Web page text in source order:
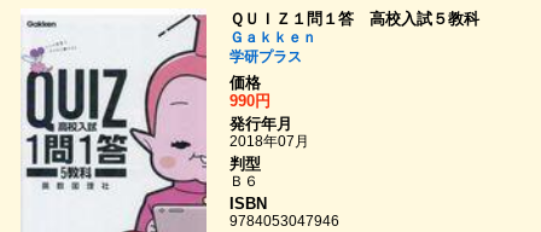
ＱＵＩＺ１問１答 高校入試５教科
Ｇａｋｋｅｎ
学研プラス
価格
990円
発行年月
2018年07月
判型
Ｂ６
ISBN
9784053047946